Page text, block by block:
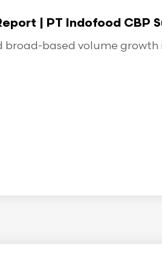
| PT Indofood CBP
broad-based volume growth